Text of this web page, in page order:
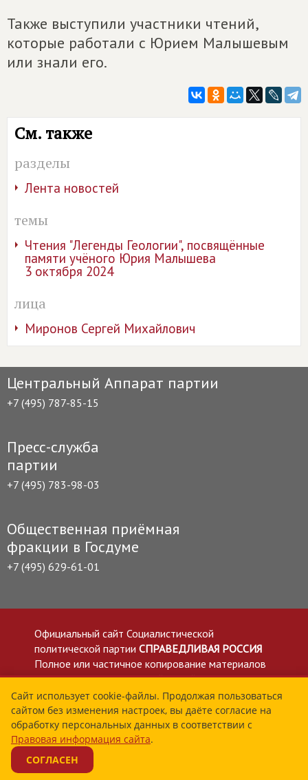
Также выступили участники чтений,
которые работали с Юрием Малышевым
или знали его.
См. также
разделы
Лента новостей
темы
Чтения "Легенды Геологии", посвящённые
памяти учёного Юрия Малышева
3 октября 2024
лица
Миронов Сергей Михайлович
Центральный Аппарат партии
+7 (495) 787-85-15
Пресс-служба
партии
+7 (495) 783-98-03
Общественная приёмная
фракции в Госдуме
+7 (495) 629-61-01
Официальный сайт Социалистической
политической партии СПРАВЕДЛИВАЯ РОССИЯ
Полное или частичное копирование материалов
приветствуется со ссылкой на сайт spravedlivo.ru
Политика в отношении обработки персональных
данных
Все материалы сайта spravedlivo.ru доступны по
лицензии Creative Commons Attribution 4.0 International
Сайт использует cookie-файлы. Продолжая пользоваться
сайтом без изменения настроек, вы даёте согласие на
обработку персональных данных в соответствии с
Правовая информация сайта.
СОГЛАСЕН